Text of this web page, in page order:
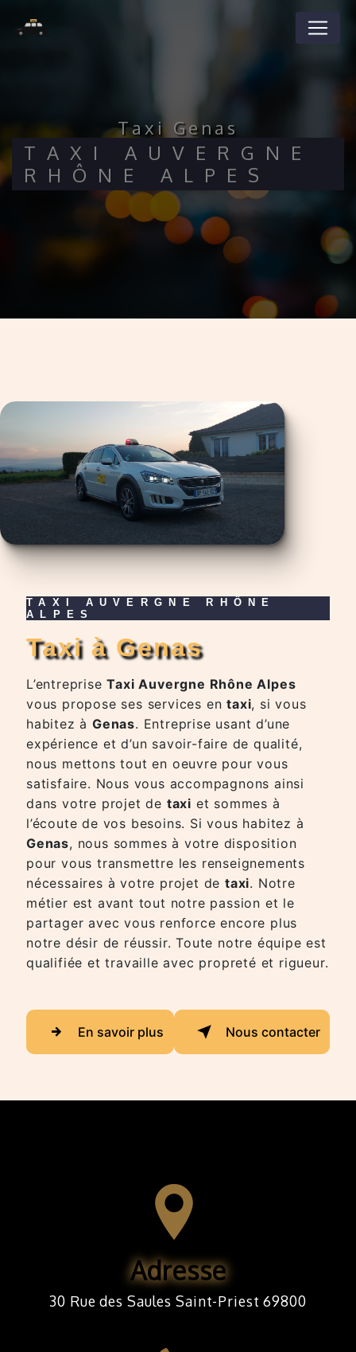
taxi Genas
TAXI AUVERGNE
RHÔNE ALPES
TAXI AUVERGNE RHÔNE
ALPES
taxi à Genas
L’entrepriseTaxi Auvergne Rhône Alpes
vous propose ses services entaxi, si vous
habitez àGenas. Entreprise usant d’une
expérience et d’un savoir-faire de qualité,
nous mettons tout en oeuvre pour vous
satisfaire. Nous vous accompagnons ainsi
dans votre projet de taxi et sommes à
l’écoute de vos besoins. Si vous habitez à
Genas, nous sommes à votre disposition
pour vous transmettre les renseignements
nécessaires à votre projet detaxi. Notre
métier est avant tout notre passion et le
partager avec vous renforce encore plus
notre désir de réussir. Toute notre équipe est
qualifiée et travaille avec propreté et rigueur.
En savoir plus Nous contacter
Adresse
30 Rue des Saules Saint-Priest 69800